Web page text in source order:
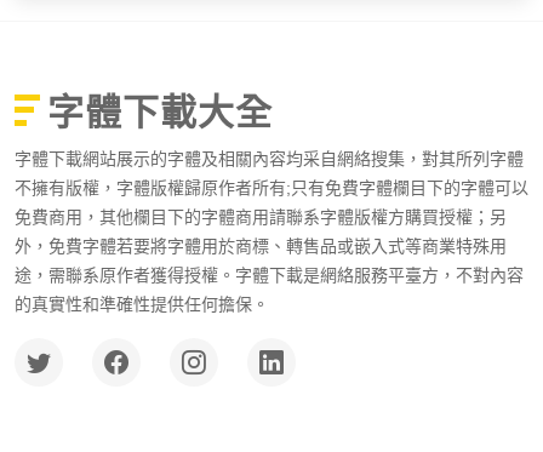
字體下載大全
字體下載網站展示的字體及相關內容均采自網絡搜集，對其所列字體
不擁有版權，字體版權歸原作者所有;只有免費字體欄目下的字體可以
免費商用，其他欄目下的字體商用請聯系字體版權方購買授權；另
外，免費字體若要將字體用於商標、轉售品或嵌入式等商業特殊用
途，需聯系原作者獲得授權。字體下載是網絡服務平臺方，不對內容
的真實性和準確性提供任何擔保。